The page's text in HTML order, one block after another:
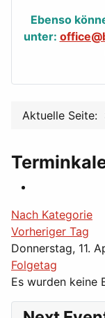
Ebenso
unter:
Aktuelle Seite:
Nach Kategorie
Vorheriger Tag
Donnerstag, 11.
Folgetag
Es wurden keine